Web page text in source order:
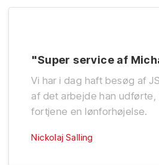
"Super service af
Vi har i dag haft besøg af
af det arbejde han udførte,
fortjene en lønforhøjelse.
Nickolaj Salling